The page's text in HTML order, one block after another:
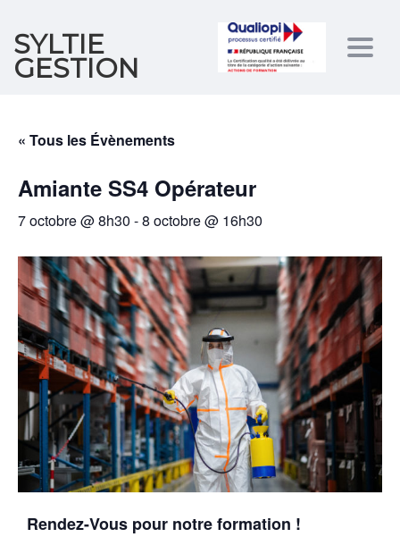
SYLTIE
GESTION
« Tous les Évènements
Amiante SS4 Opérateur
7 octobre @ 8h30 -8 octobre @ 16h30
Rendez-Vous pour notre formation !